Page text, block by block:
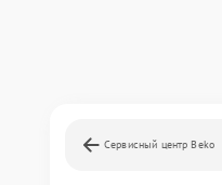
Сервисный центр Beko